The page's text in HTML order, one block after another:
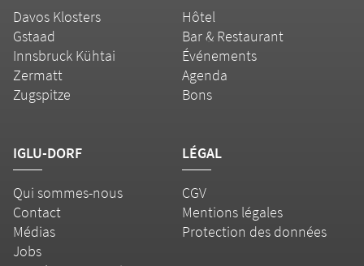
Davos Klosters
Gstaad
Innsbruck Kühtai
Zermatt
Zugspitze
Hôtel
Bar & Restaurant
Événements
Agenda
Bons
IGLU-DORF
Qui sommes-nous
Contact
Médias
Jobs
LÉGAL
CGV
Mentions légales
Protection des données